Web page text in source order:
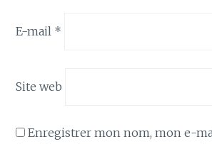
E-mail *
Site web
Enregistrer mon nom, mon e-